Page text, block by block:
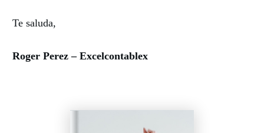
Te saluda,
Roger Perez – Excelcontablex